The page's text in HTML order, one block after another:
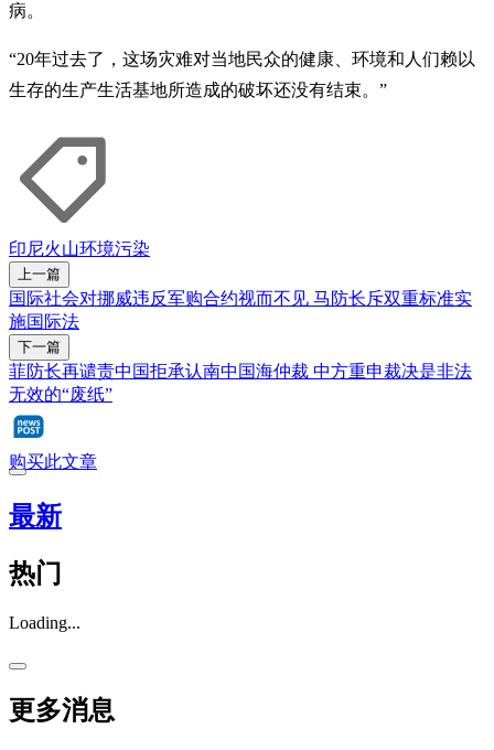
病。
“20年过去了，这场灾难对当地民众的健康、环境和人们赖以
生存的生产生活基地所造成的破坏还没有结束。”
印尼火山环境污染
上一篇
国际社会对挪威违反军购合约视而不见 马防长斥双重标准实
施国际法
下一篇
菲防长再谴责中国拒承认南中国海仲裁 中方重申裁决是非法
无效的“废纸”
购买此文章
最新
热门
Loading...
更多消息